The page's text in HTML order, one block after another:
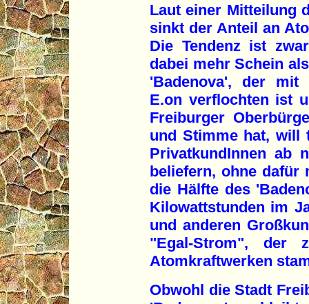
Laut einer Mitteilung
sinkt der Anteil an
Die Tendenz ist
dabei mehr Schein
'Badenova', der mit
E.on verflochten ist
Freiburger
und Stimme hat, will
PrivatkundInnen ab
beliefern, ohne dafür
die Hälfte des
Kilowattstunden im
und anderen
"Egal-Strom", der
Atomkraftwerken
Obwohl die Stadt